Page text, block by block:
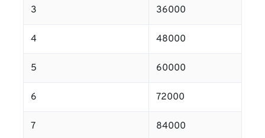
3 36000
4 48000
5 60000
6 72000
7 84000